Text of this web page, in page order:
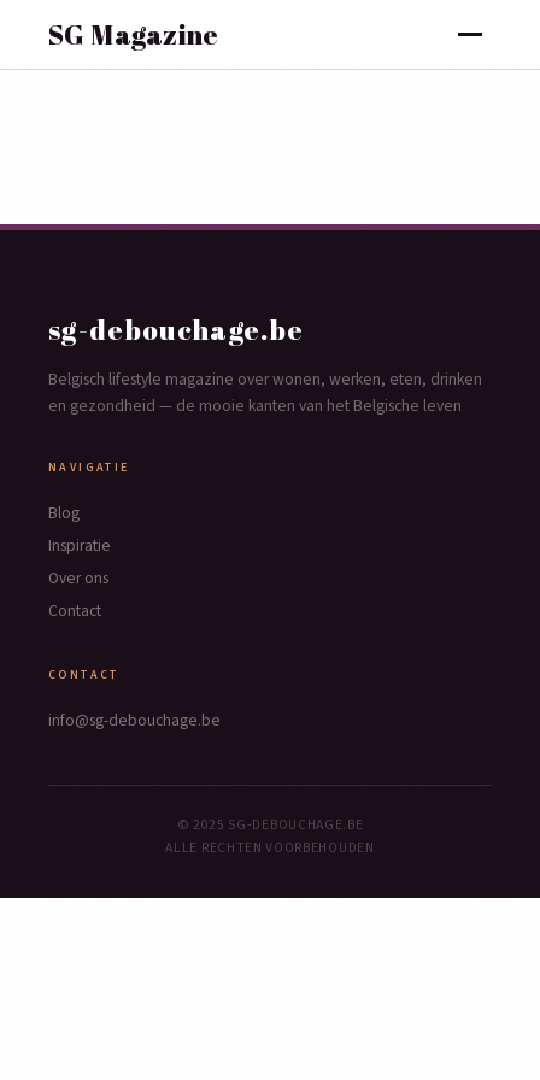
SG Magazine
sg-debouchage.be
Belgisch lifestyle magazine over wonen, werken, eten, drinken
en gezondheid — de mooie kanten van het Belgische leven
NAVIGATIE
Blog
Inspiratie
Over ons
Contact
CONTACT
info@sg-debouchage.be
© 2025 SG-DEBOUCHAGE.BE
ALLE RECHTEN VOORBEHOUDEN